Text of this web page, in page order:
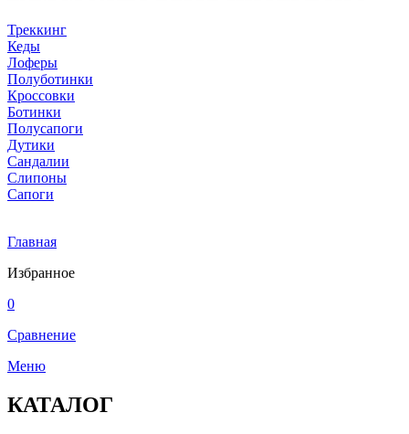
Треккинг
Кеды
Лоферы
Полуботинки
Кроссовки
Ботинки
Полусапоги
Дутики
Сандалии
Слипоны
Сапоги
Главная
Избранное
0
Сравнение
Меню
КАТАЛОГ